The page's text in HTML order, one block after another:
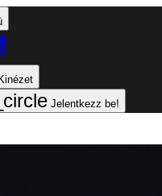
Kinézet
Jelentkezz be!